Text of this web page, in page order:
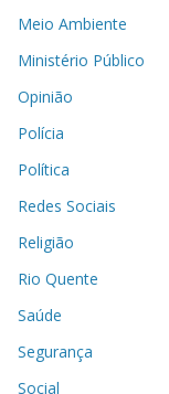
Meio Ambiente
Ministério Público
Opinião
Polícia
Política
Redes Sociais
Religião
Rio Quente
Saúde
Segurança
Social